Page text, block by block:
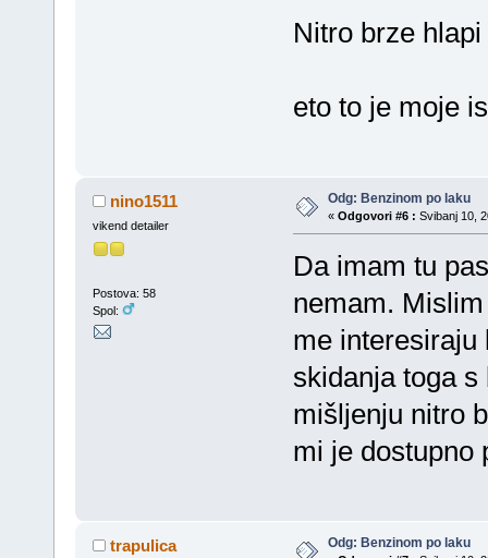
Nitro brze
eto to je moje
nino1511
vikend detailer
Postova: 58
Spol:
Odg: Benzinom po laku
« Odgovori #6 : Svibanj 10,
Da imam tu
nemam.
me interesiraju
skidanja toga
mišljenju nitro
mi je dostupno
trapulica Odg: Benzinom po laku